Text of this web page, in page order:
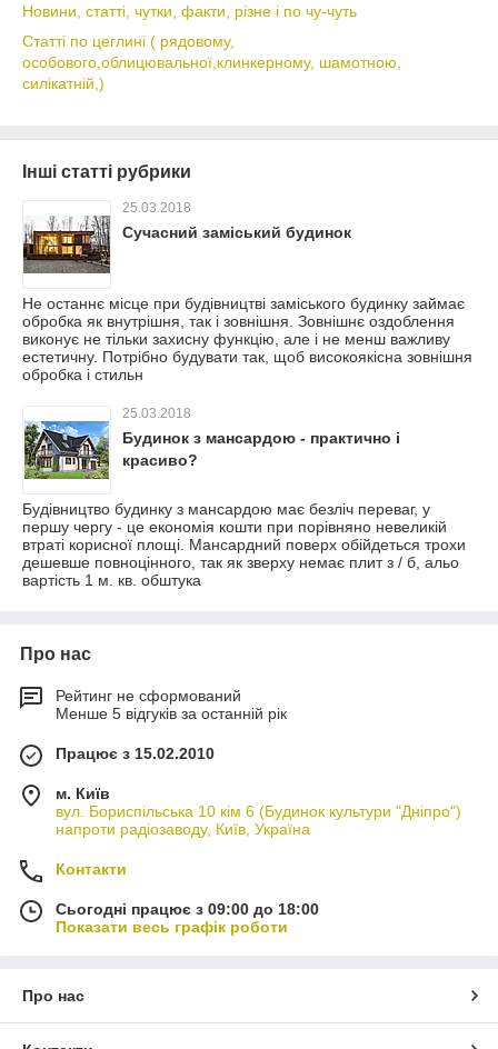
Новини, статті, чутки, факти, різне і по чу-чуть
Статті по цеглині ( рядовому,
особового,облицювальної,клинкерному, шамотною,
силікатній,)
Інші статті рубрики
25.03.2018
Сучасний заміський будинок
Не останнє місце при будівництві заміського будинку займає
обробка як внутрішня, так і зовнішня. Зовнішнє оздоблення
виконує не тільки захисну функцію, але і не менш важливу
естетичну. Потрібно будувати так, щоб високоякісна зовнішня
обробка і стильн
25.03.2018
Будинок з мансардою - практично і
красиво?
Будівництво будинку з мансардою має безліч переваг, у
першу чергу - це економія кошти при порівняно невеликій
втраті корисної площі. Мансардний поверх обійдеться трохи
дешевше повноцінного, так як зверху немає плит з / б, альо
вартість 1 м. кв. обштука
Про нас
Рейтинг не сформований
Менше 5 відгуків за останній рік
Працює з 15.02.2010
м. Київ
вул. Бориспільська 10 кім 6 (Будинок культури "Дніпро")
напроти радіозаводу, Київ, Україна
Контакти
Сьогодні працює з 09:00 до 18:00
Показати весь графік роботи
Про нас